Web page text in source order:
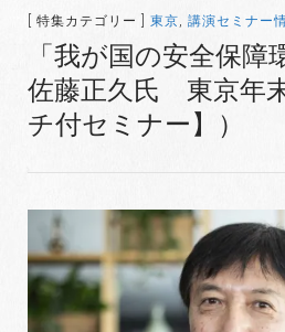
[ 特集カテゴリー ] 東京, 講演セミナー
「我が国の安全保障
佐藤正久氏 東京年
チ付セミナー】）